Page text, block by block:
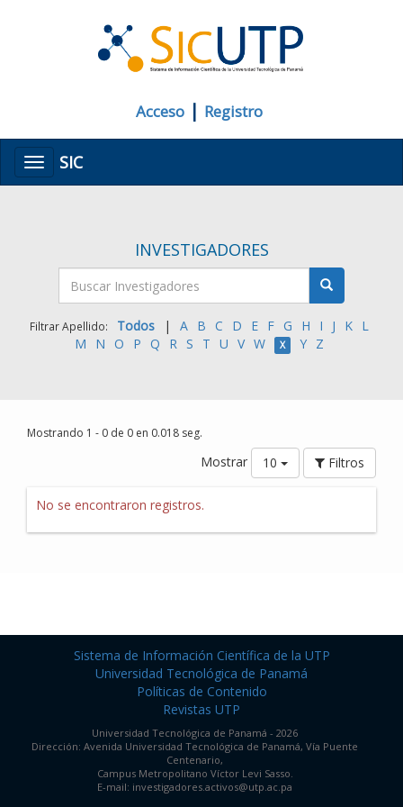
Acceso | Registro
MenúSIC
INVESTIGADORES
Filtrar Apellido: Todos | A B C D E F G H I J K L
M
N O P Q R S T U V W X Y Z
Mostrando 1 - 0 de 0 en 0.018 seg.
Mostrar 10 Filtros
No se encontraron registros.
Sistema de Información Científica de la UTP
Universidad Tecnológica de Panamá
Políticas de Contenido
Revistas UTP
Universidad Tecnológica de Panamá - 2026
Dirección: Avenida Universidad Tecnológica de Panamá, Vía Puente
Centenario,
Campus Metropolitano Víctor Levi Sasso.
E-mail: investigadores.activos@utp.ac.pa